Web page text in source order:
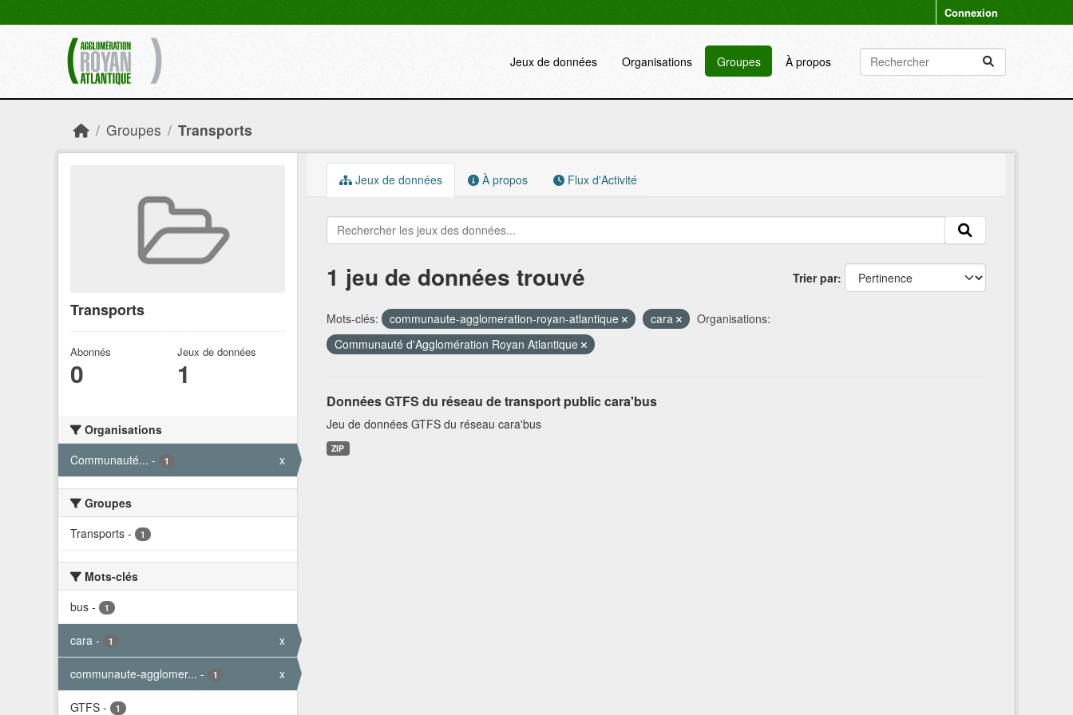
Connexion
Jeux de données Organisations Groupes À propos
Groupes Transports
Transports
Abonnés
0
Jeux de données
1
Organisations
Communauté... - 1 x
Groupes
Transports - 1
Mots-clés
bus - 1
cara - 1 x
communaute-agglomer... - 1 x
GTFS - 1
Jeux de données À propos Flux d'Activité
Trier par
1 jeu de données trouvé
Mots-clés: communaute-agglomeration-royan-atlantique cara
Organisations:
Communauté d'Agglomération Royan Atlantique
Données GTFS du réseau de transport public cara'bus
Jeu de données GTFS du réseau cara'bus
ZIP